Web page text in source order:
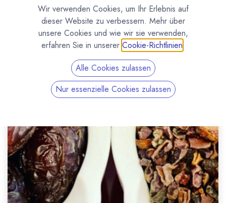
Wir verwenden Cookies, um Ihr Erlebnis auf
dieser Website zu verbessern. Mehr über
unsere Cookies und wie wir sie verwenden,
erfahren Sie in unserer Cookie-Richtlinien
Alle Cookies zulassen
Nur essenzielle Cookies zulassen